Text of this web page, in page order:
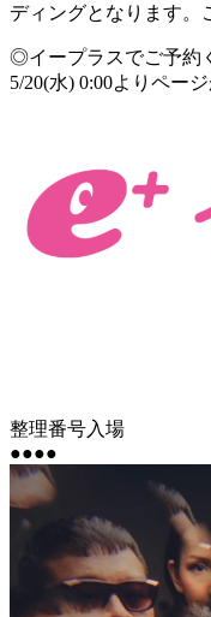
ディングとなります。
◎イープラスでご予約
5/20(水) 0:00よりペー
整理番号入場
●●●●